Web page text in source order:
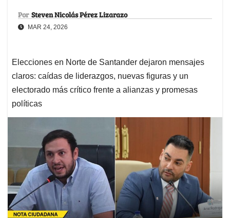
Por Steven Nicolás Pérez Lizarazo
MAR 24, 2026
Elecciones en Norte de Santander dejaron mensajes
claros: caídas de liderazgos, nuevas figuras y un
electorado más crítico frente a alianzas y promesas
políticas